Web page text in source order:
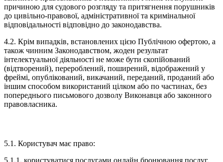
причиною для судового розгляду та притягнення порушників
до цивільно-правової, адміністративної та кримінальної
відповідальності відповідно до законодавства.
4.2. Крім випадків, встановлених цією Публічною офертою, а
також чинним Законодавством, жоден результат
інтелектуальної діяльності не може бути скопійований
(відтворений), перероблений, поширений, відображений у
фреймі, опублікований, викачаний, переданий, проданий або
іншим способом використаний цілком або по частинах, без
попереднього письмового дозволу Виконавця або законного
правовласника.
5.1. Користувач має право:
5.1.1. користуватися послугами онлайн бронювання послуг,